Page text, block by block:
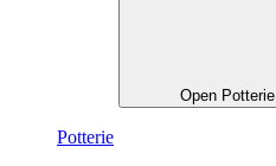
Open Potterie
Potterie